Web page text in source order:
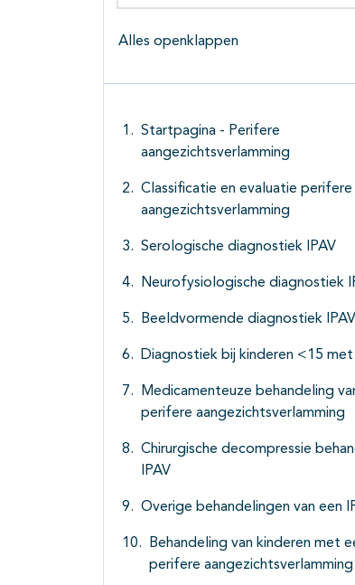
Alles openklappen
Startpagina - Perifere
aangezichtsverlamming
Classificatie en evaluatie perifere
aangezichtsverlamming
Serologische diagnostiek IPAV
Neurofysiologische diagnostiek
Beeldvormende diagnostiek IPAV
Diagnostiek bij kinderen <15 met
Medicamenteuze behandeling
perifere aangezichtsverlamming
Chirurgische decompressie
IPAV
Overige behandelingen van een
Behandeling van kinderen met
perifere aangezichtsverlamming